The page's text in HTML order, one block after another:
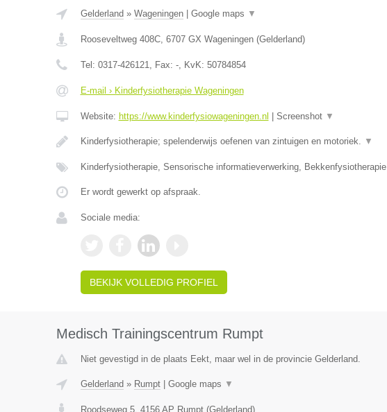
Gelderland » Wageningen| Google maps ▼
Rooseveltweg 408C, 6707 GX Wageningen(Gelderland)
Tel: 0317-426121, Fax: -, KvK: 50784854
E-mail › Kinderfysiotherapie Wageningen
Website: https://www.kinderfysiowageningen.nl Screenshot ▼
Kinderfysiotherapie; spelenderwijs oefenen van zintuigen en motoriek. ▼
Kinderfysiotherapie, Sensorische informatieverwerking, Bekkenfysiotherapie
Er wordt gewerkt op afspraak.
Sociale media:
BEKIJK VOLLEDIG PROFIEL
Medisch Trainingscentrum Rumpt
Niet gevestigd in de plaats Eekt, maar wel in de provincie Gelderland.
Gelderland » Rumpt| Google maps ▼
Roodseweg 5, 4156 AP Rumpt(Gelderland)